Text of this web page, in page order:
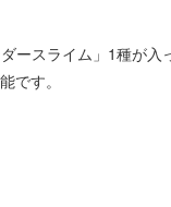
ースライム」1種が入
です。